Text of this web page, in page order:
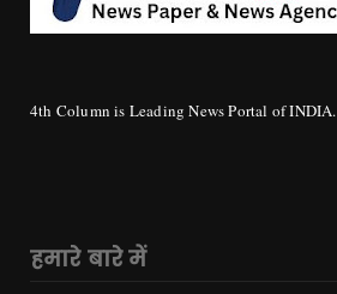
4th Column is Leading News Portal of INDIA.
हमारे बारे में